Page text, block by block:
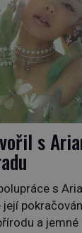
s
s
a jemné